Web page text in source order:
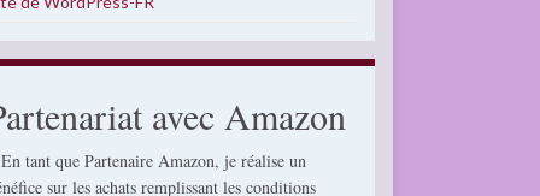
avec Amazon
tant que Partenaire Amazon, je réalise un
sur les achats remplissant les conditions